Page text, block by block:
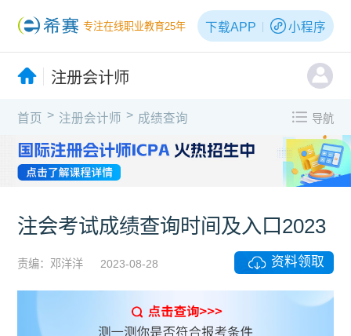
专注在线职业教育25年 下载APP 小程序
注册会计师
首页 > 注册会计师 > 成绩查询 导航
注会考试成绩查询时间及入口2023
责编：邓洋洋 2023-08-28 资料领取